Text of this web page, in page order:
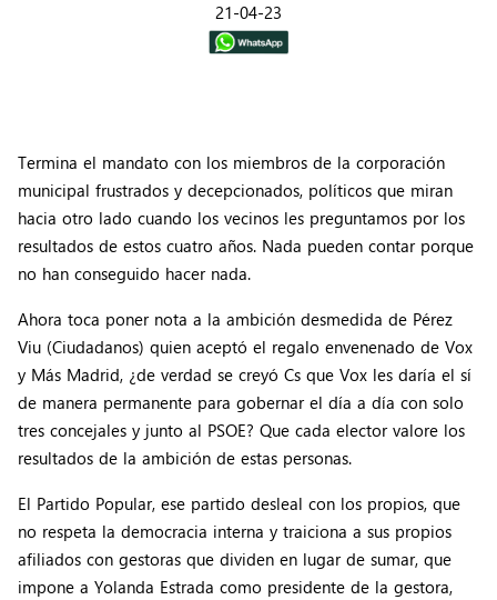
21-04-23
Termina el mandato con los miembros de la corporación
municipal frustrados y decepcionados, políticos que miran
hacia otro lado cuando los vecinos les preguntamos por los
resultados de estos cuatro años. Nada pueden contar porque
no han conseguido hacer nada.
Ahora toca poner nota a la ambición desmedida de Pérez
Viu (Ciudadanos) quien aceptó el regalo envenenado de Vox
y Más Madrid, ¿de verdad se creyó Cs que Vox les daría el sí
de manera permanente para gobernar el día a día con solo
tres concejales y junto al PSOE? Que cada elector valore los
resultados de la ambición de estas personas.
El Partido Popular, ese partido desleal con los propios, que
no respeta la democracia interna y traiciona a sus propios
afiliados con gestoras que dividen en lugar de sumar, que
impone a Yolanda Estrada como presidente de la gestora,